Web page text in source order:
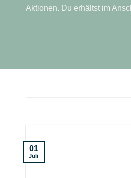
Aktionen. Du erhältst im
01
Juli